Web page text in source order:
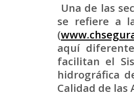
Una de las
se refiere a
(
aquí
facilitan el
hidrográfica
Calidad de las